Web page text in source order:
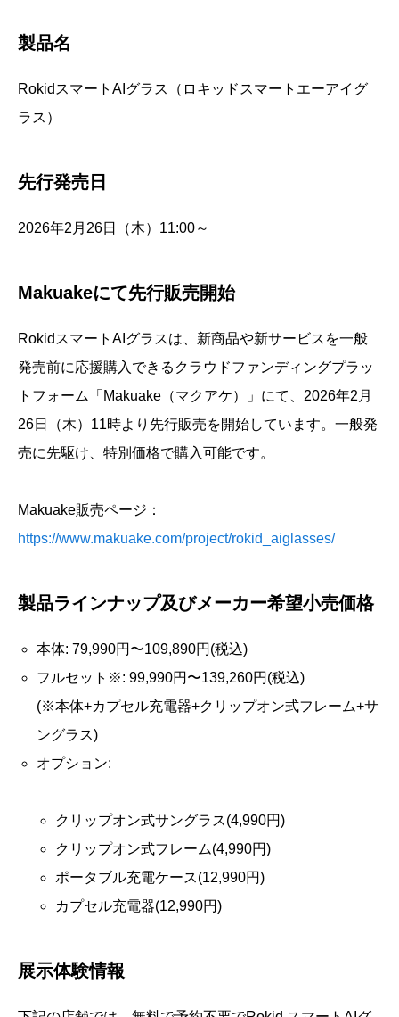
製品名
RokidスマートAIグラス（ロキッドスマートエーアイグ
ラス）
先行発売日
2026年2月26日（木）11:00～
Makuakeにて先行販売開始
RokidスマートAIグラスは、新商品や新サービスを一般
発売前に応援購入できるクラウドファンディングプラッ
トフォーム「Makuake（マクアケ）」にて、2026年2月
26日（木）11時より先行販売を開始しています。一般発
売に先駆け、特別価格で購入可能です。
Makuake販売ページ：
https://www.makuake.com/project/rokid_aiglasses/
製品ラインナップ及びメーカー希望小売価格
本体: 79,990円〜109,890円(税込)
フルセット※: 99,990円〜139,260円(税込)
(※本体+カプセル充電器+クリップオン式フレーム+サ
ングラス)
オプション:
クリップオン式サングラス(4,990円)
クリップオン式フレーム(4,990円)
ポータブル充電ケース(12,990円)
カプセル充電器(12,990円)
展示体験情報